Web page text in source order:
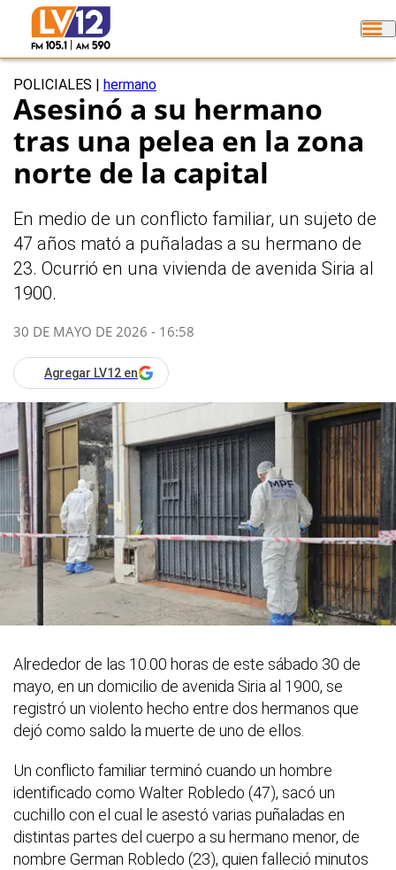
POLICIALES hermano
Asesinó a su hermano
tras una pelea en la zona
norte de la capital
En medio de un conflicto familiar, un sujeto de
47 años mató a puñaladas a su hermano de
23. Ocurrió en una vivienda de avenida Siria al
1900.
30 DE MAYO DE 2026 - 16:58
Agregar LV12 en
Alrededor de las 10.00 horas de este sábado 30 de
mayo, en un domicilio de avenida Siria al 1900, se
registró un violento hecho entre dos hermanos que
dejó como saldo la muerte de uno de ellos.
Un conflicto familiar terminó cuando un hombre
identificado como Walter Robledo (47), sacó un
cuchillo con el cual le asestó varias puñaladas en
distintas partes del cuerpo a su hermano menor, de
nombre German Robledo (23), quien falleció minutos